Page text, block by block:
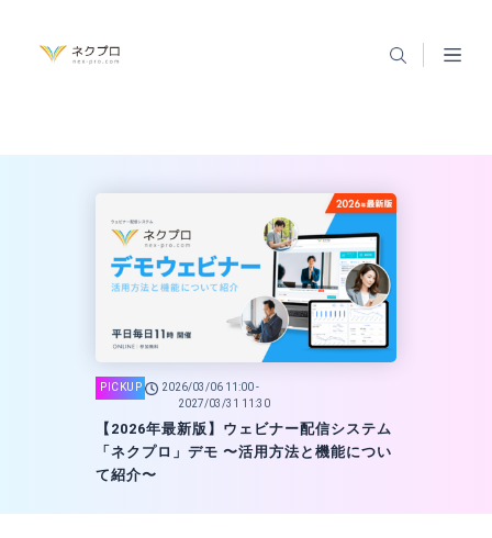
2026/03/06 11:00 -
2027/03/31 11:30
【2026年最新版】ウェビナー配信システム
「ネクプロ」デモ 〜活用方法と機能につい
て紹介〜